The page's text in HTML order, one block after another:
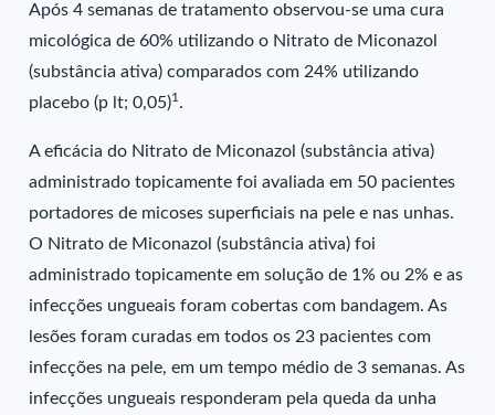
Após 4 semanas de tratamento observou-se uma cura
micológica de 60% utilizando o Nitrato de Miconazol
(substância ativa) comparados com 24% utilizando
placebo (p lt; 0,05)1 .
A eficácia do Nitrato de Miconazol (substância ativa)
administrado topicamente foi avaliada em 50 pacientes
portadores de micoses superficiais na pele e nas unhas.
O Nitrato de Miconazol (substância ativa) foi
administrado topicamente em solução de 1% ou 2% e as
infecções ungueais foram cobertas com bandagem. As
lesões foram curadas em todos os 23 pacientes com
infecções na pele, em um tempo médio de 3 semanas. As
infecções ungueais responderam pela queda da unha